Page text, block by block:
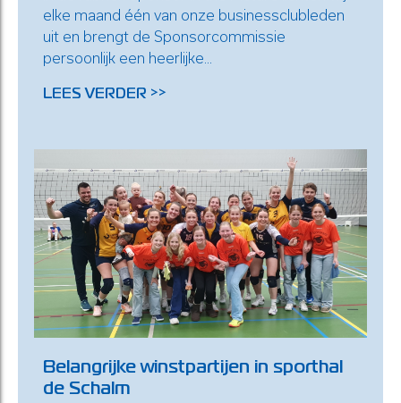
elke maand één van onze businessclubleden
uit en brengt de Sponsorcommissie
persoonlijk een heerlijke...
LEES VERDER >>
Belangrijke winstpartijen in sporthal
de Schalm